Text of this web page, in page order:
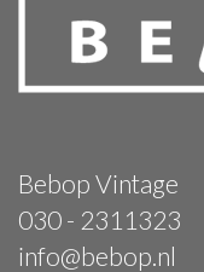
Bebop Vintage
030 - 2311323
info@bebop.nl